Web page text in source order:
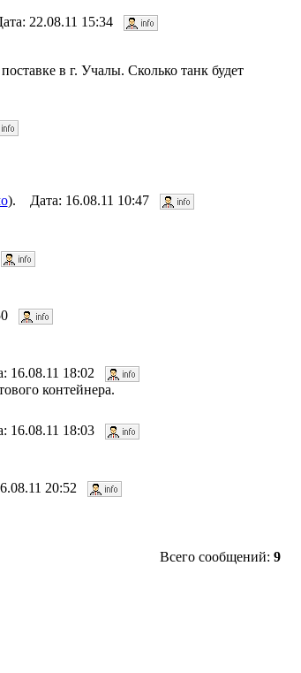
22.08.11 15:34
в г. Учалы. Сколько танк будет
). Дата: 16.08.11 10:47
16.08.11 18:02
контейнера.
16.08.11 18:03
20:52
Всего сообщений: 9